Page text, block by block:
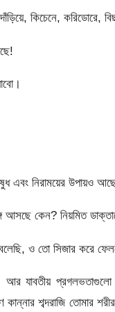
কিচেনে, করিডোরে,
এবং নিরাময়ের উপায়ও
আসছে কেন? নিয়মিত
ও তো সিজার করে
যাবতীয়
কান্নার শব্দরাজি তোমার